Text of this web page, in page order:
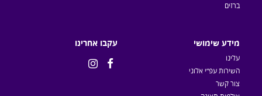
ברזים
מידע שימושי
עלינו
השירות עפ״י אלוני
צור קשר
עקבו אחרינו

